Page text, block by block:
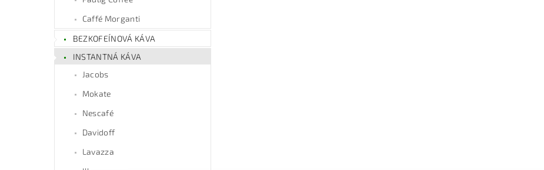
Caffé Morganti
BEZKOFEÍNOVÁ KÁVA
INSTANTNÁ KÁVA
Jacobs
Mokate
Nescafé
Davidoff
Lavazza